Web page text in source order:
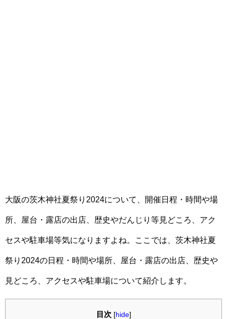
大阪の茨木神社夏祭り2024について、開催日程・時間や場
所、屋台・露店の出店、歴史やだんじり等見どころ、アク
セスや駐車場等気になりますよね。ここでは、茨木神社夏
祭り2024の日程・時間や場所、屋台・露店の出店、歴史や
見どころ、アクセスや駐車場について紹介します。
目次 [hide]